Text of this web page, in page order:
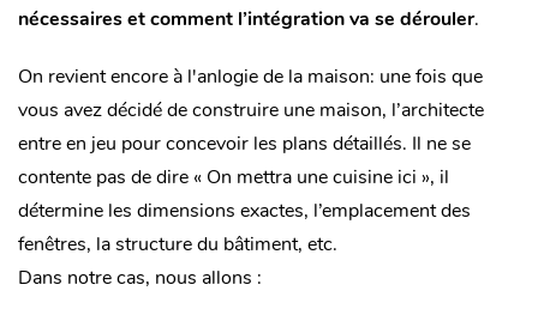
nécessaires et comment l’intégration va se dérouler.
On revient encore à l'anlogie de la maison: une fois que
vous avez décidé de construire une maison, l’architecte
entre en jeu pour concevoir les plans détaillés. Il ne se
contente pas de dire « On mettra une cuisine ici », il
détermine les dimensions exactes, l’emplacement des
fenêtres, la structure du bâtiment, etc.
Dans notre cas, nous allons :